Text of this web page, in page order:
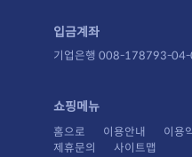
입금계좌
기업은행 008-178793-04-
쇼핑메뉴
홈으로 이용안내 이용
제휴문의
사이트맵